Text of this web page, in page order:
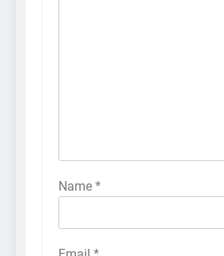
Name *